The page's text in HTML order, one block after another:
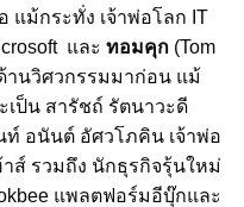
แม้กระทั่ง เจ้าพ่อโลก IT
และ ทอมคุก (Tom
านวิศวกรรมมาก่อน แม้
เป็น สารัชถ์ รัตนาวะดี
ท์ อนันต์ อัศวโภคิน เจ้าพ่อ
ส์ รวมถึง นักธุรกิจรุ้นใหม่
แพลตฟอร์มอีบุ๊กและ